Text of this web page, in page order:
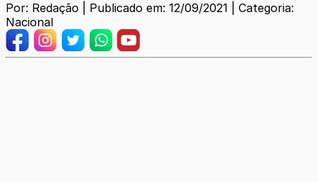
Por: Redação | Publicado em: 12/09/2021 | Categoria:
Nacional